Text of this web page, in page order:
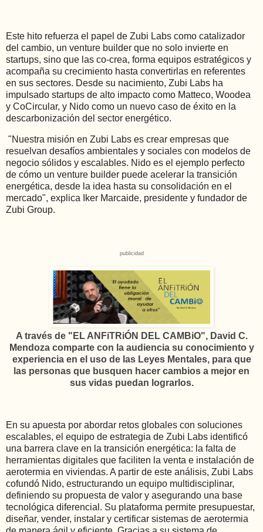
Este hito refuerza el papel de Zubi Labs como catalizador
del cambio, un venture builder que no solo invierte en
startups, sino que las co-crea, forma equipos estratégicos y
acompaña su crecimiento hasta convertirlas en referentes
en sus sectores. Desde su nacimiento, Zubi Labs ha
impulsado startups de alto impacto como Matteco, Woodea
y CoCircular, y Nido como un nuevo caso de éxito en la
descarbonización del sector energético.
"Nuestra misión en Zubi Labs es crear empresas que
resuelvan desafíos ambientales y sociales con modelos de
negocio sólidos y escalables. Nido es el ejemplo perfecto
de cómo un venture builder puede acelerar la transición
energética, desde la idea hasta su consolidación en el
mercado", explica Iker Marcaide, presidente y fundador de
Zubi Group.
publicidad
A través de "EL ANFiTRiÓN DEL CAMBiO", David C.
Mendoza comparte con la audiencia su conocimiento y
experiencia en el uso de las Leyes Mentales, para que
las personas que busquen hacer cambios a mejor en
sus vidas puedan lograrlos.
En su apuesta por abordar retos globales con soluciones
escalables, el equipo de estrategia de Zubi Labs identificó
una barrera clave en la transición energética: la falta de
herramientas digitales que faciliten la venta e instalación de
aerotermia en viviendas. A partir de este análisis, Zubi Labs
cofundó Nido, estructurando un equipo multidisciplinar,
definiendo su propuesta de valor y asegurando una base
tecnológica diferencial. Su plataforma permite presupuestar,
diseñar, vender, instalar y certificar sistemas de aerotermia